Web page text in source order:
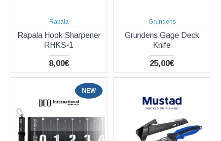
Rapala
Rapala Hook Sharpener
RHKS-1
8,00€
Grundens
Grundens Gage Deck
Knife
25,00€
NEW